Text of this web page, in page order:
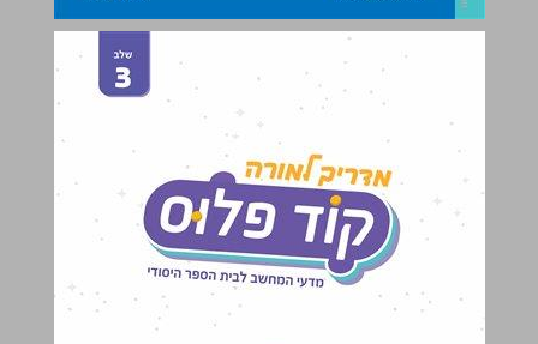
קוד פלוס - שלב 3: מדריך למורה ... 0